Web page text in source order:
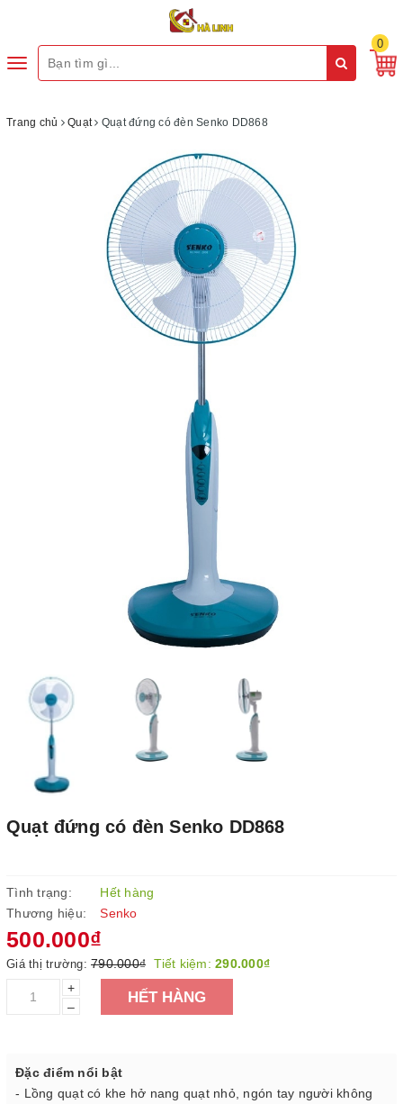
Toggle
0
Trang chủ Quạt Quạt đứng có đèn Senko DD868
Quạt đứng có đèn Senko DD868
Tình trạng:
Hết hàng
Thương hiệu:
Senko
500.000₫
Giá thị trường: 790.000₫ Tiết kiệm: 290.000₫
+
–
HẾT HÀNG
Đặc điểm nổi bật
- Lồng quạt có khe hở nang quạt nhỏ, ngón tay người không